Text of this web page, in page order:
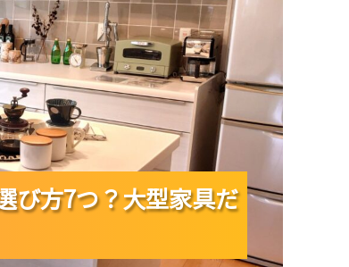
び方7つ？大型家具だ
び方7つ？大型家具だ
び方7つ？大型家具だ